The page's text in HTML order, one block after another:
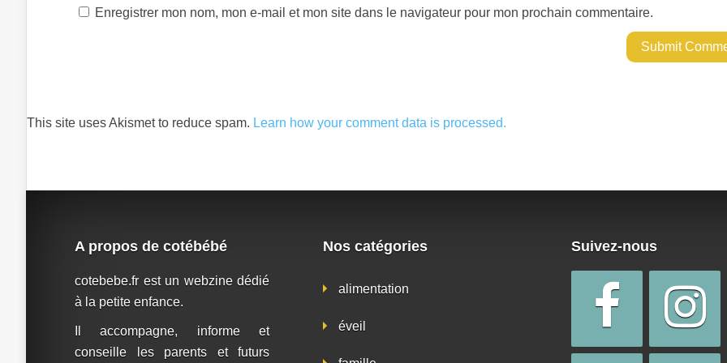
Enregistrer mon nom, mon e-mail et mon site dans le navigateur pour mon prochain commentaire.
This site uses Akismet to reduce spam. Learn how your comment data is processed.
A propos de cotébébé
cotebebe.fr est un webzine dédié
à la petite enfance.
Il accompagne, informe et
conseille les parents et futurs
Nos catégories
alimentation
éveil
Suivez-nous